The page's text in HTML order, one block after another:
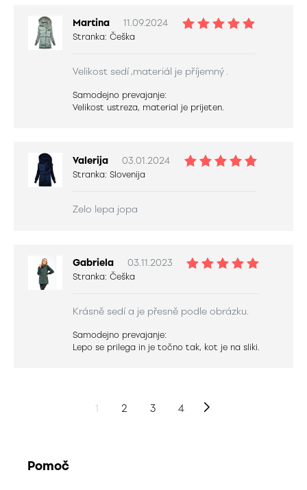
Martina 11.09.2024
Stranka: Češka
Velikost sedí ,materiál je příjemný .
Samodejno prevajanje:
Velikost ustreza, material je prijeten.
Valerija 03.01.2024
Stranka: Slovenija
Zelo lepa jopa
Gabriela 03.11.2023
Stranka: Češka
Krásně sedí a je přesně podle obrázku.
Samodejno prevajanje:
Lepo se prilega in je točno tak, kot je na sliki.
1 2 3 4
Pomoč